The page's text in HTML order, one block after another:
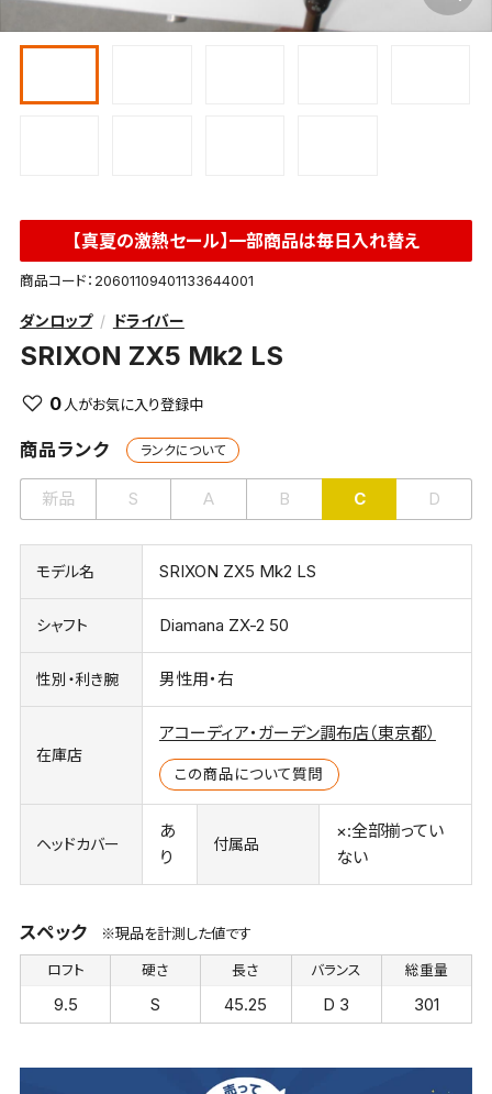
【真夏の激熱セール】一部商品は毎日入れ替え
商品コード：20601109401133644001
ダンロップ ドライバー
SRIXON ZX5 Mk2 LS
0
商品ランク ランクについて
新品 S A B C D
モデル名 SRIXON ZX5 Mk2 LS
シャフト Diamana ZX-2 50
性別・利き腕 男性用・右
在庫店
アコーディア・ガーデン調布店（東京都）
この商品について質問
ヘッドカバー
あ
り
付属品
×:全部揃ってい
ない
スペック ※現品を計測した値です
ロフト
9.5
硬さ
S
長さ
45.25
バランス
D 3
総重量
301